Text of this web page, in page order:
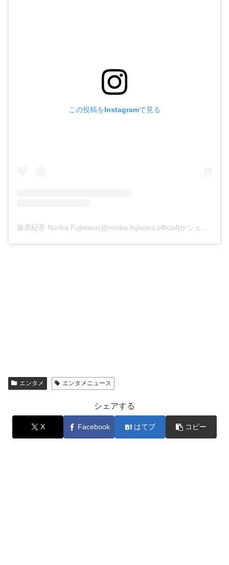
この投稿をInstagramで見る
エンタメ エンタメニュース
シェアする
X Facebook はてブ コピー